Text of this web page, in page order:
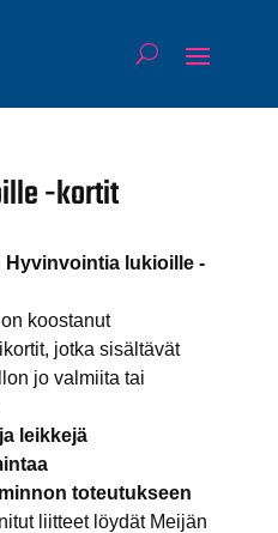
-kortit
Hyvinvointia lukioille -
koostanut
jotka sisältävät
jo valmiita tai
leikkejä
toteutukseen
liitteet löydät Meijän